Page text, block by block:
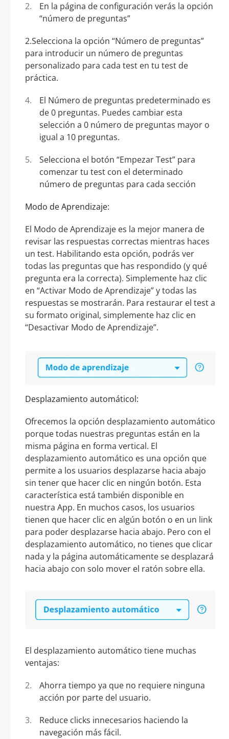
En la página de configuración verás la opción
“número de preguntas”
2.Selecciona la opción “Número de preguntas”
para introducir un número de preguntas
personalizado para cada test en tu test de
práctica.
El Número de preguntas predeterminado es
de 0 preguntas. Puedes cambiar esta
selección a 0 número de preguntas mayor o
igual a 10 preguntas.
Selecciona el botón “Empezar Test” para
comenzar tu test con el determinado
número de preguntas para cada sección
Modo de Aprendizaje:
El Modo de Aprendizaje es la mejor manera de
revisar las respuestas correctas mientras haces
un test. Habilitando esta opción, podrás ver
todas las preguntas que has respondido (y qué
pregunta era la correcta). Simplemente haz clic
en “Activar Modo de Aprendizaje” y todas las
respuestas se mostrarán. Para restaurar el test a
su formato original, simplemente haz clic en
“Desactivar Modo de Aprendizaje”.
Desplazamiento automáticol:
Ofrecemos la opción desplazamiento automático
porque todas nuestras preguntas están en la
misma página en forma vertical. El
desplazamiento automático es una opción que
permite a los usuarios desplazarse hacia abajo
sin tener que hacer clic en ningún botón. Esta
característica está también disponible en
nuestra App. En muchos casos, los usuarios
tienen que hacer clic en algún botón o en un link
para poder desplazarse hacia abajo. Pero con el
desplazamiento automático, no tienes que clicar
nada y la página automáticamente se desplazará
hacia abajo con solo mover el ratón sobre ella.
El desplazamiento automático tiene muchas
ventajas:
Ahorra tiempo ya que no requiere ninguna
acción por parte del usuario.
Reduce clicks innecesarios haciendo la
navegación más fácil.